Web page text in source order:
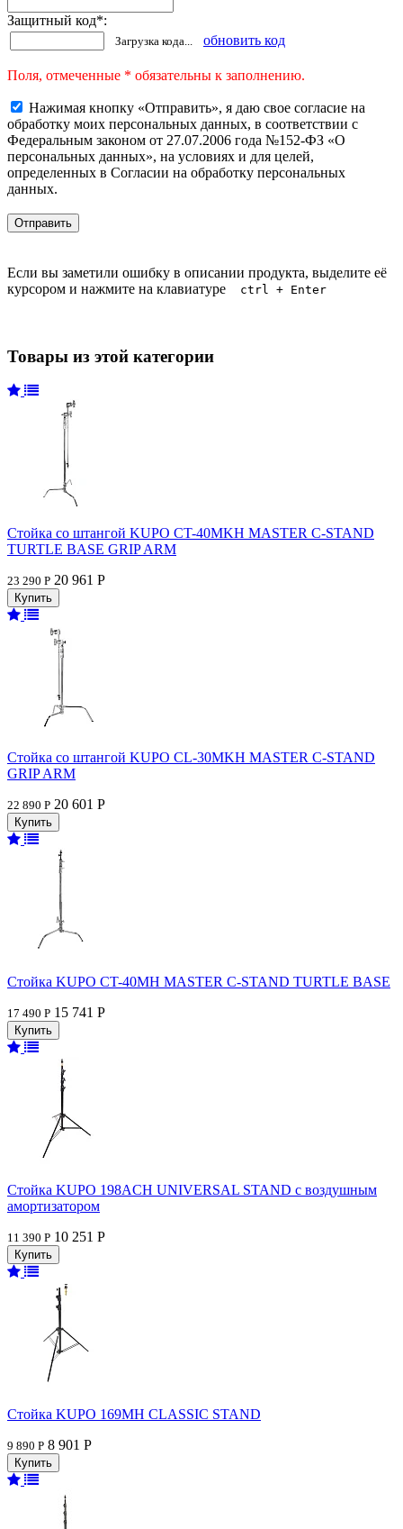
Защитный код*:
Загрузка кода... обновить код
Поля, отмеченные * обязательны к заполнению.
Нажимая кнопку «Отправить», я даю свое согласие на
обработку моих персональных данных, в соответствии с
Федеральным законом от 27.07.2006 года №152-ФЗ «О
персональных данных», на условиях и для целей,
определенных в Согласии на обработку персональных
данных.
Если вы заметили ошибку в описании продукта, выделите её
курсором и нажмите на клавиатуре
ctrl + Enter
Товары из этой категории
Стойка со штангой KUPO CT-40MKH MASTER C-STAND
TURTLE BASE GRIP ARM
23 290 Р 20 961 Р
Стойка со штангой KUPO CL-30MKH MASTER C-STAND
GRIP ARM
22 890 Р 20 601 Р
Стойка KUPO CT-40MH MASTER C-STAND TURTLE BASE
17 490 Р 15 741 Р
Стойка KUPO 198ACH UNIVERSAL STAND с воздушным
амортизатором
11 390 Р 10 251 Р
Стойка KUPO 169MH CLASSIC STAND
9 890 Р 8 901 Р